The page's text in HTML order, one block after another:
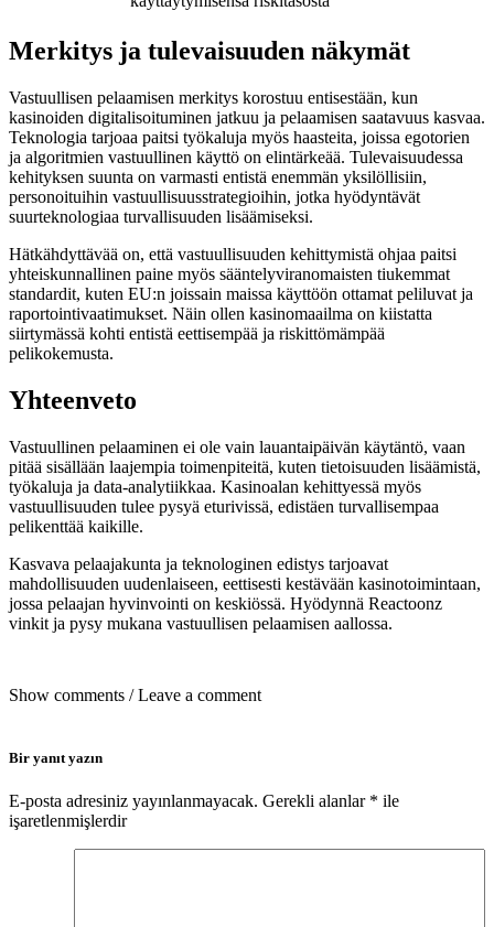
Merkitys ja tulevaisuuden näkymät
Vastuullisen pelaamisen merkitys korostuu entisestään, kun
kasinoiden digitalisoituminen jatkuu ja pelaamisen saatavuus kasvaa.
Teknologia tarjoaa paitsi työkaluja myös haasteita, joissa egotorien
ja algoritmien vastuullinen käyttö on elintärkeää. Tulevaisuudessa
kehityksen suunta on varmasti entistä enemmän yksilöllisiin,
personoituihin vastuullisuusstrategioihin, jotka hyödyntävät
suurteknologiaa turvallisuuden lisäämiseksi.
Hätkähdyttävää on, että vastuullisuuden kehittymistä ohjaa paitsi
yhteiskunnallinen paine myös sääntelyviranomaisten tiukemmat
standardit, kuten EU:n joissain maissa käyttöön ottamat peliluvat ja
raportointivaatimukset. Näin ollen kasinomaailma on kiistatta
siirtymässä kohti entistä eettisempää ja riskittömämpää
pelikokemusta.
Yhteenveto
Vastuullinen pelaaminen ei ole vain lauantaipäivän käytäntö, vaan
pitää sisällään laajempia toimenpiteitä, kuten tietoisuuden lisäämistä,
työkaluja ja data-analytiikkaa. Kasinoalan kehittyessä myös
vastuullisuuden tulee pysyä eturivissä, edistäen turvallisempaa
pelikenttää kaikille.
Kasvava pelaajakunta ja teknologinen edistys tarjoavat
mahdollisuuden uudenlaiseen, eettisesti kestävään kasinotoimintaan,
jossa pelaajan hyvinvointi on keskiössä. Hyödynnä Reactoonz
vinkit ja pysy mukana vastuullisen pelaamisen aallossa.
Show comments / Leave a comment
Bir yanıt yazın
E-posta adresiniz yayınlanmayacak. Gerekli alanlar * ile
işaretlenmişlerdir